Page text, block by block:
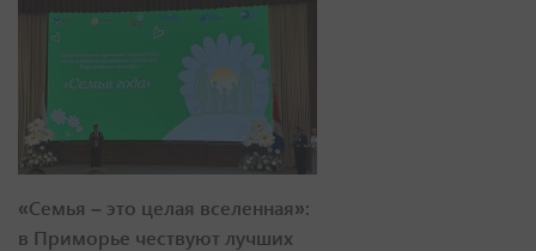
«Семья – это целая вселенная»:
в Приморье чествуют лучших